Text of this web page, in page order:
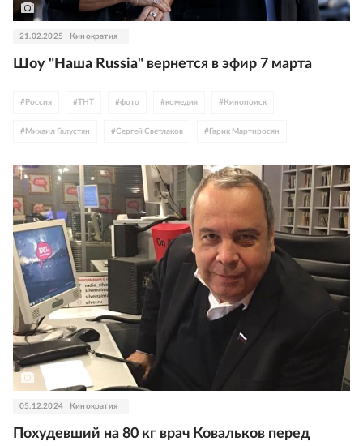
21.02.2025 Кинократия
Шоу "Наша Russia" вернется в эфир 7 марта
# Россия #ТНТ #фото #комедия # Кинопоиск
# Михаил Галустян #Сергей Светлаков # Гарик Мартиросян
Сергей Лазарев Любовь Успенская #Люся Чеботина
#Стас Михайлов Александр Серов телевидение
05.12.2024 Кинократия
Похудевший на 80 кг врач Ковальков перед